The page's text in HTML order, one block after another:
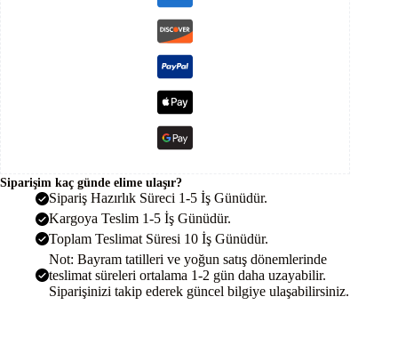
Siparişim kaç günde elime ulaşır?
Sipariş Hazırlık Süreci 1-5 İş Günüdür.
Kargoya Teslim 1-5 İş Günüdür.
Toplam Teslimat Süresi 10 İş Günüdür.
Not: Bayram tatilleri ve yoğun satış dönemlerinde
teslimat süreleri ortalama 1-2 gün daha uzayabilir.
Siparişinizi takip ederek güncel bilgiye ulaşabilirsiniz.